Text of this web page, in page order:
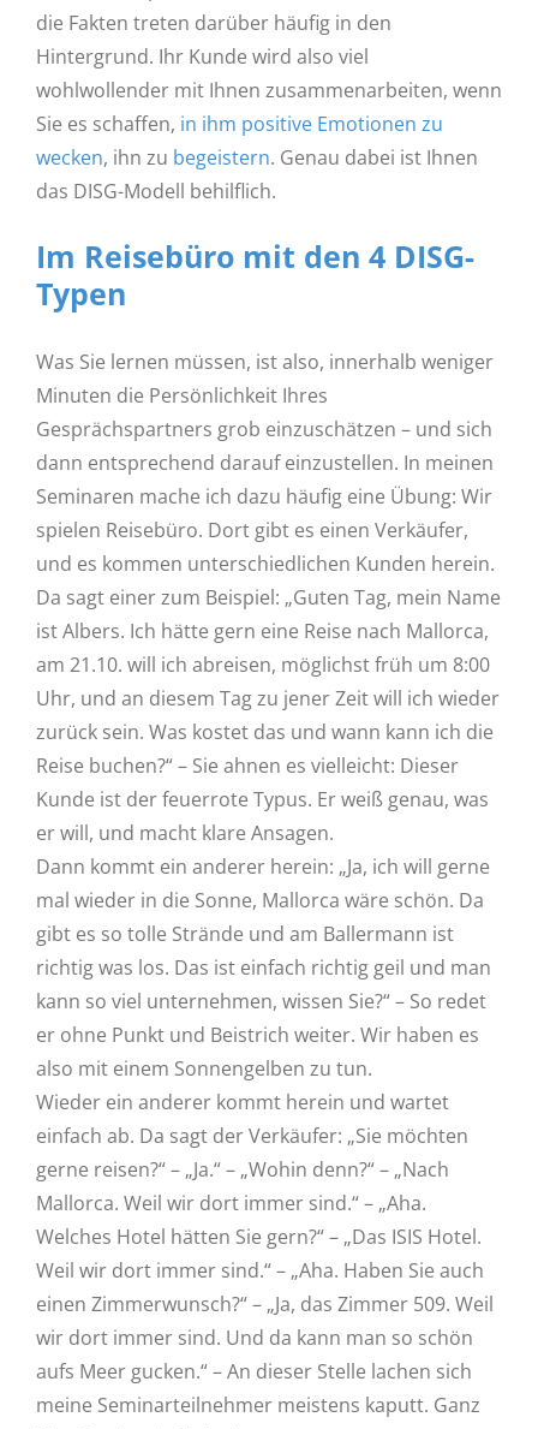
die Fakten treten darüber häufig in den
Hintergrund. Ihr Kunde wird also viel
wohlwollender mit Ihnen zusammenarbeiten, wenn
Sie es schaffen, in ihm positive Emotionen zu
wecken, ihn zu begeistern. Genau dabei ist Ihnen
das DISG-Modell behilflich.
Im Reisebüro mit den 4 DISG-
Typen
Was Sie lernen müssen, ist also, innerhalb weniger
Minuten die Persönlichkeit Ihres
Gesprächspartners grob einzuschätzen – und sich
dann entsprechend darauf einzustellen. In meinen
Seminaren mache ich dazu häufig eine Übung: Wir
spielen Reisebüro. Dort gibt es einen Verkäufer,
und es kommen unterschiedlichen Kunden herein.
Da sagt einer zum Beispiel: „Guten Tag, mein Name
ist Albers. Ich hätte gern eine Reise nach Mallorca,
am 21.10. will ich abreisen, möglichst früh um 8:00
Uhr, und an diesem Tag zu jener Zeit will ich wieder
zurück sein. Was kostet das und wann kann ich die
Reise buchen?“ – Sie ahnen es vielleicht: Dieser
Kunde ist der feuerrote Typus. Er weiß genau, was
er will, und macht klare Ansagen.
Dann kommt ein anderer herein: „Ja, ich will gerne
mal wieder in die Sonne, Mallorca wäre schön. Da
gibt es so tolle Strände und am Ballermann ist
richtig was los. Das ist einfach richtig geil und man
kann so viel unternehmen, wissen Sie?“ – So redet
er ohne Punkt und Beistrich weiter. Wir haben es
also mit einem Sonnengelben zu tun.
Wieder ein anderer kommt herein und wartet
einfach ab. Da sagt der Verkäufer: „Sie möchten
gerne reisen?“ – „Ja.“ – „Wohin denn?“ – „Nach
Mallorca. Weil wir dort immer sind.“ – „Aha.
Welches Hotel hätten Sie gern?“ – „Das ISIS Hotel.
Weil wir dort immer sind.“ – „Aha. Haben Sie auch
einen Zimmerwunsch?“ – „Ja, das Zimmer 509. Weil
wir dort immer sind. Und da kann man so schön
aufs Meer gucken.“ – An dieser Stelle lachen sich
meine Seminarteilnehmer meistens kaputt. Ganz